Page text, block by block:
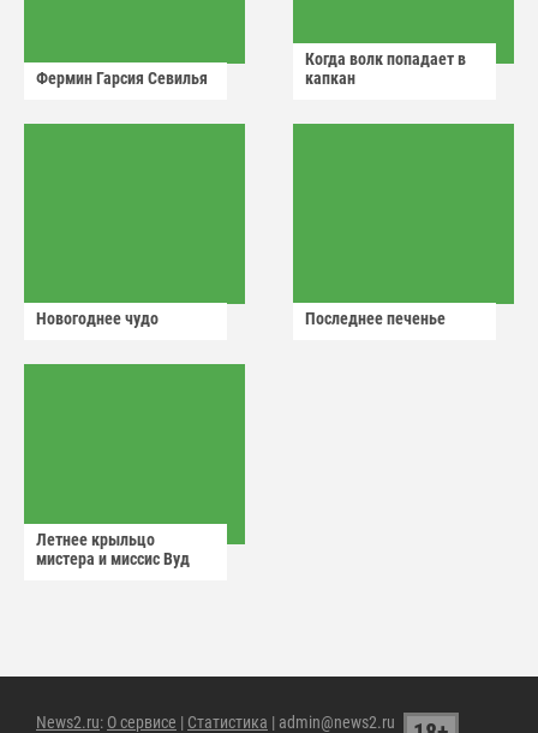
Фермин Гарсия Севилья
Когда волк попадает в
капкан
Новогоднее чудо Последнее печенье
Летнее крыльцо
мистера и миссис Вуд
News2.ru: О сервисе | Статистика | admin@news2.ru